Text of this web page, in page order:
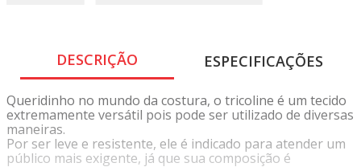
DESCRIÇÃO ESPECIFICAÇÕES
Queridinho no mundo da costura, o tricoline é um tecido
extremamente versátil pois pode ser utilizado de diversas
maneiras.
Por ser leve e resistente, ele é indicado para atender um
público mais exigente, já que sua composição é